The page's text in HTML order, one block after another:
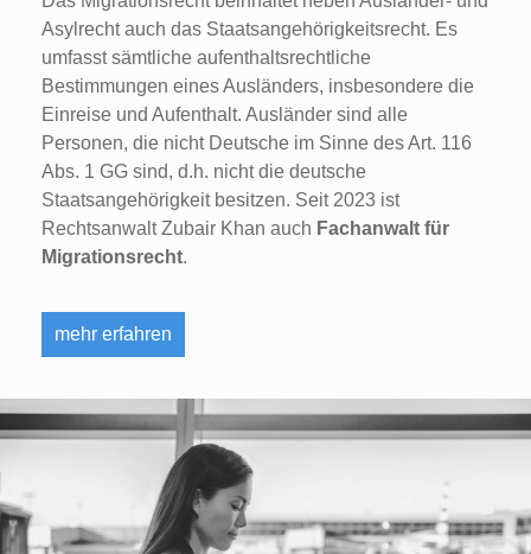
Asylrecht auch das Staatsangehörigkeitsrecht. Es
umfasst sämtliche aufenthaltsrechtliche
Bestimmungen eines Ausländers, insbesondere die
Einreise und Aufenthalt. Ausländer sind alle
Personen, die nicht Deutsche im Sinne des Art. 116
Abs. 1 GG sind, d.h. nicht die deutsche
Staatsangehörigkeit besitzen. Seit 2023 ist
Rechtsanwalt Zubair Khan auch Fachanwalt für
Migrationsrecht.
mehr erfahren